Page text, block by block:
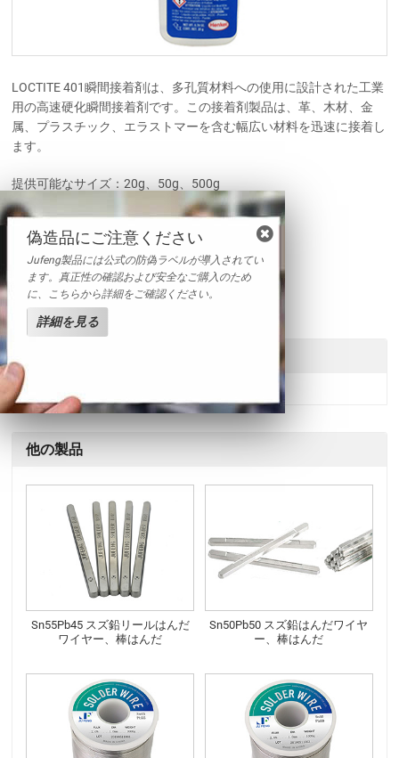
LOCTITE 401瞬間接着剤は、多孔質材料への使用に設計された工業
用の高速硬化瞬間接着剤です。この接着剤製品は、革、木材、金
属、プラスチック、エラストマーを含む幅広い材料を迅速に接着し
ます。
提供可能なサイズ：20g、50g、500g
特徴
汎用
高速硬化
難接着用瞬間接着剤
多孔質表面への接着性良好
他の製品
Sn55Pb45 スズ鉛リールはんだ
ワイヤー、棒はんだ
Sn50Pb50 スズ鉛はんだワイヤ
ー、棒はんだ
偽造品にご注意ください
Jufeng製品には公式の防偽ラベルが導入されてい
ます。真正性の確認および安全なご購入のため
に、こちらから詳細をご確認ください。
詳細を見る